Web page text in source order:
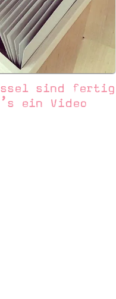
sind fertig
ein Video